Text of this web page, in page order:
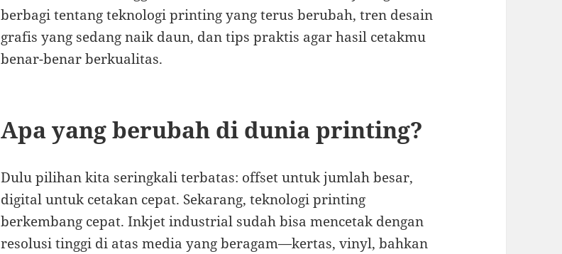
berbagi tentang teknologi printing yang terus berubah, tren desain
grafis yang sedang naik daun, dan tips praktis agar hasil cetakmu
benar-benar berkualitas.
Apa yang berubah di dunia printing?
Dulu pilihan kita seringkali terbatas: offset untuk jumlah besar,
digital untuk cetakan cepat. Sekarang, teknologi printing
berkembang cepat. Inkjet industrial sudah bisa mencetak dengan
resolusi tinggi di atas media yang beragam—kertas, vinyl, bahkan